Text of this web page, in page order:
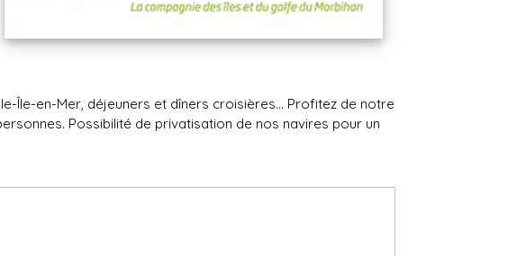
Île-en-Mer, déjeuners et dîners croisières... Profitez de notre
Possibilité de privatisation de nos navires pour un